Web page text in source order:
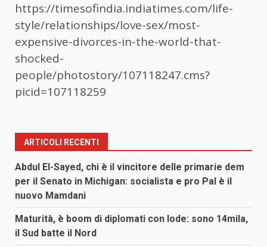
https://timesofindia.indiatimes.com/life-
style/relationships/love-sex/most-
expensive-divorces-in-the-world-that-
shocked-
people/photostory/107118247.cms?
picid=107118259
ARTICOLI RECENTI
Abdul El-Sayed, chi è il vincitore delle primarie dem
per il Senato in Michigan: socialista e pro Pal è il
nuovo Mamdani
Maturità, è boom di diplomati con lode: sono 14mila,
il Sud batte il Nord